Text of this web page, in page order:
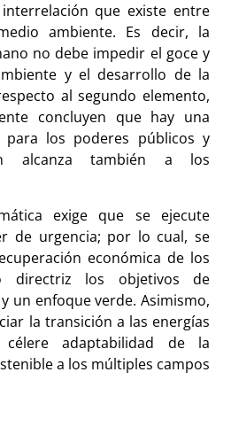
que existe entre
ambiente. Es decir, la
no debe impedir el goce y
y el desarrollo de la
al segundo elemento,
concluyen que hay una
para los poderes públicos y
alcanza también a los
exige que se ejecute
de urgencia; por lo cual, se
económica de los
directriz los objetivos de
un enfoque verde. Asimismo,
la transición a las energías
adaptabilidad de la
a los múltiples campos